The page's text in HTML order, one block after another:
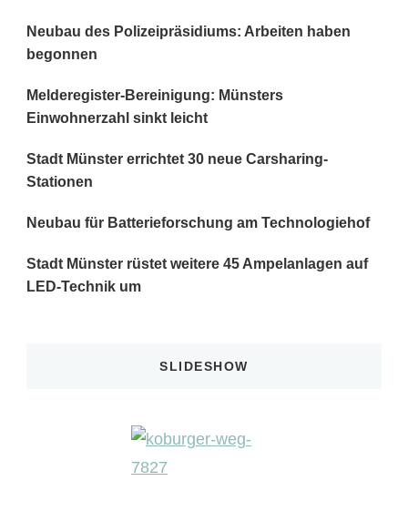
Neubau des Polizeipräsidiums: Arbeiten haben
begonnen
Melderegister-Bereinigung: Münsters
Einwohnerzahl sinkt leicht
Stadt Münster errichtet 30 neue Carsharing-
Stationen
Neubau für Batterieforschung am Technologiehof
Stadt Münster rüstet weitere 45 Ampelanlagen auf
LED-Technik um
SLIDESHOW